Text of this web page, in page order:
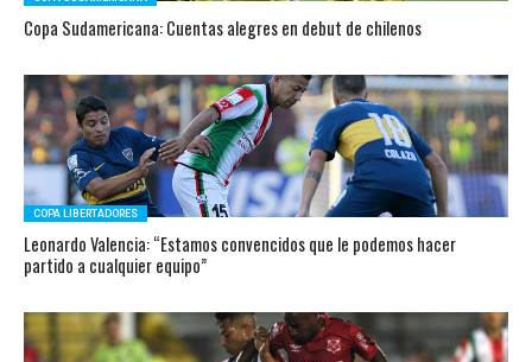
Copa Sudamericana: Cuentas alegres en debut de chilenos
COPA LIBERTADORES
Leonardo Valencia: “Estamos convencidos que le podemos hacer
partido a cualquier equipo”